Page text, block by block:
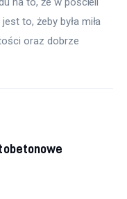
to, żeby była miła
oraz dobrze